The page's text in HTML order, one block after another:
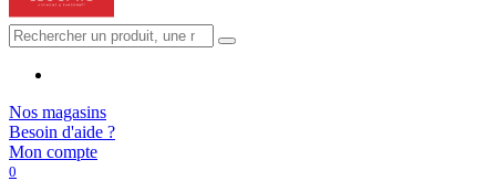
Nos magasins
Besoin d'aide ?
Mon compte
0